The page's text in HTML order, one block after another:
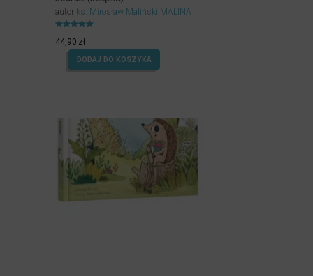
autor ks. Mirosław Maliński MALINA
4.96
na 5.
44,90 zł
DODAJ DO KOSZYKA